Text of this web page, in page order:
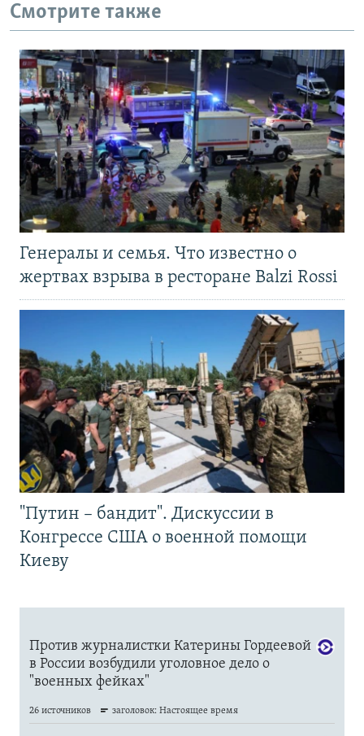
Смотрите также
Генералы и семья. Что известно о
жертвах взрыва в ресторане Balzi Rossi
"Путин – бандит". Дискуссии в
Конгрессе США о военной помощи
Киеву